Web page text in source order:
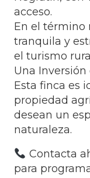
acceso.
En el término
tranquila y
el turismo
Una Inversión
Esta finca es
propiedad
desean un
naturaleza.
Contacta
para